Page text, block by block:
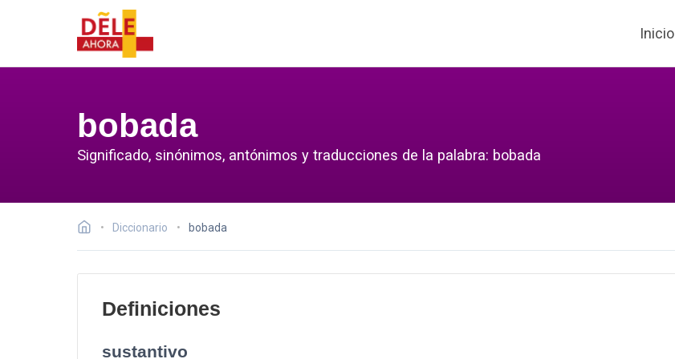
Inicio
bobada
Significado, sinónimos, antónimos y traducciones de la palabra: bobada
Diccionario bobada
Definiciones
sustantivo